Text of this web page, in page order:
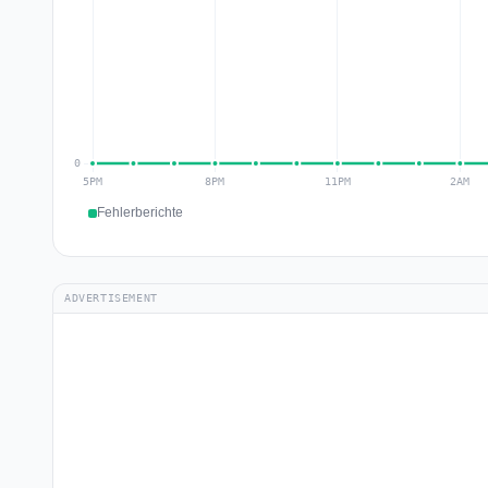
Fehlerberichte
ADVERTISEMENT